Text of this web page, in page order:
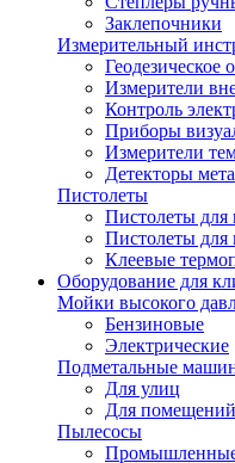
Заклепочники
Измерительный
Геодезическое
Измерители
Контроль
Приборы
Измерители
Детекторы
Пистолеты
Пистолеты для
Пистолеты
Клеевые
Оборудование для
Мойки высокого
Бензиновые
Электрические
Подметальные
Для улиц
Для помещений
Пылесосы